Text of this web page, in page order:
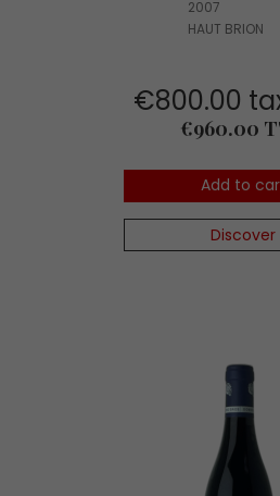
2007
HAUT BRION
€800.00
Price
€960.00
Add to
Discover